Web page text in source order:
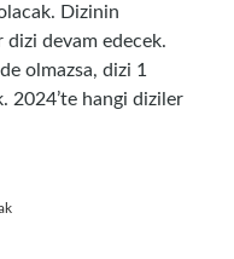
Dizinin
devam edecek.
olmazsa, dizi 1
2024’te hangi diziler